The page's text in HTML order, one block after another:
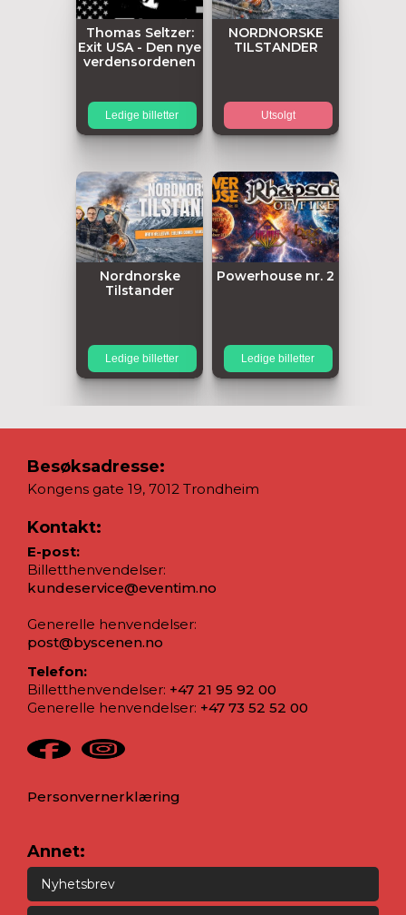
Thomas Seltzer:
Exit USA - Den nye
verdensordenen
Ledige billetter
NORDNORSKE
TILSTANDER
Utsolgt
Nordnorske
Tilstander
Ledige billetter
Powerhouse nr. 2
Ledige billetter
Besøksadresse:
Kongens gate 19, 7012 Trondheim
Kontakt:
E-post:
Billetthenvendelser:
kundeservice@eventim.no
Generelle henvendelser:
post@byscenen.no
Telefon:
Billetthenvendelser: +47 21 95 92 00
Generelle henvendelser: +47 73 52 52 00
Personvernerklæring
Annet:
Nyhetsbrev